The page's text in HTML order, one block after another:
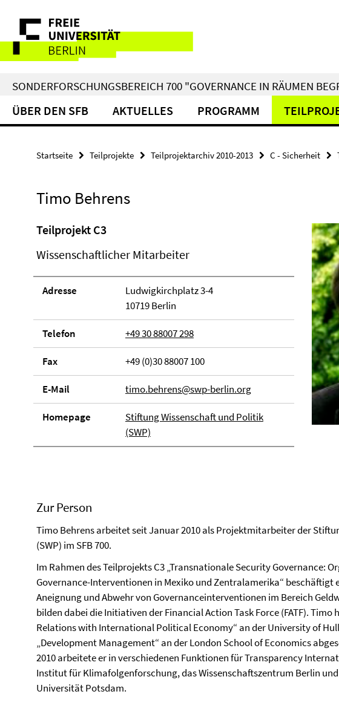
direkt
Inhalt
Service-
Navigation
SONDERFORSCHUNGSBEREICH 700 "GOVERNANCE IN RÄUMEN
ÜBER DEN SFB AKTUELLES PROGRAMM
Startseite Teilprojekte Teilprojektarchiv 2010-2013 C - Sicherheit
Timo Behrens
Teilprojekt C3
Wissenschaftlicher Mitarbeiter
Adresse
Ludwigkirchplatz 3-4
10719 Berlin
Telefon +49 30 88007 298
Fax +49 (0)30 88007 100
E-Mail timo.behrens@swp-berlin.org
Homepage
Stiftung Wissenschaft und Politik
(SWP)
Zur Person
Timo Behrens arbeitet seit Januar 2010 als Projektmitarbeiter der
(SWP) im SFB 700.
Im Rahmen des Teilprojekts C3 „Transnationale Security Governance:
Governance-Interventionen in Mexiko und Zentralamerika“ beschäftigt
Aneignung und Abwehr von Governanceinterventionen im Bereich
bilden dabei die Initiativen der Financial Action Task Force (FATF).
Relations with International Political Economy“ an der University of
„Development Management“ an der London School of Economics
2010 arbeitete er in verschiedenen Funktionen für Transparency
Institut für Klimafolgenforschung, das Wissenschaftszentrum Berlin
Universität Potsdam.